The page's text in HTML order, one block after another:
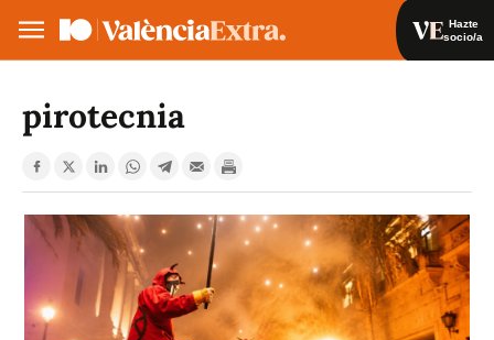
Hazte
socio/a
VA
pirotecnia